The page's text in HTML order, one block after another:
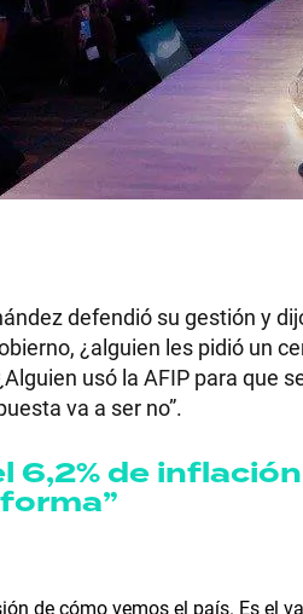
defendió su gestión y
¿alguien les pidió un
usó la AFIP para que
va a ser no”.
6,2% de
de cómo vemos el país. Es el